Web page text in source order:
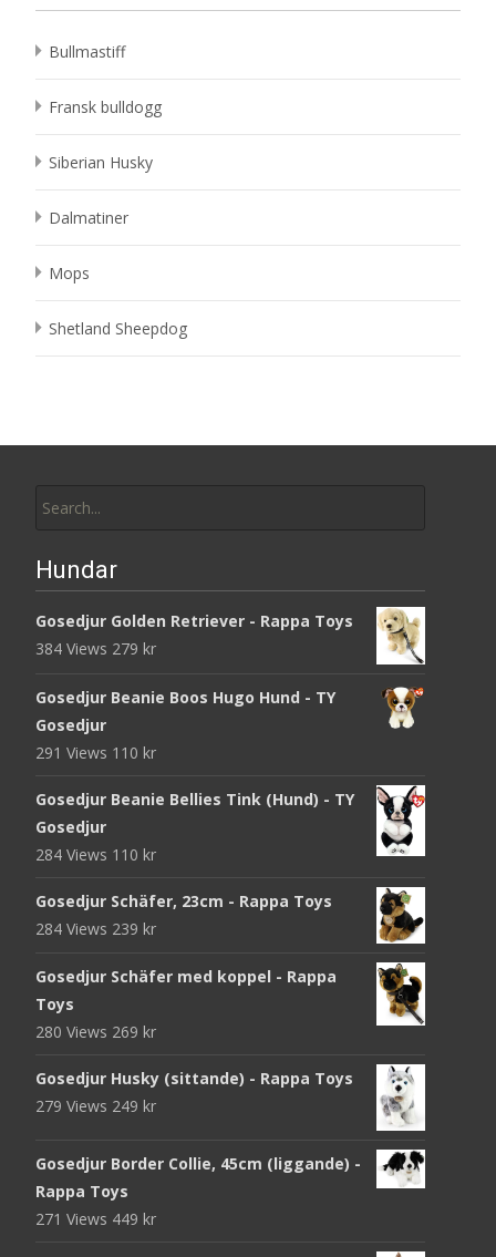
Bullmastiff
Fransk bulldogg
Siberian Husky
Dalmatiner
Mops
Shetland Sheepdog
for:
Hundar
Gosedjur Golden Retriever - Rappa Toys
384 Views 279 kr
Gosedjur Beanie Boos Hugo Hund - TY
Gosedjur
291 Views 110 kr
Gosedjur Beanie Bellies Tink (Hund) - TY
Gosedjur
284 Views 110 kr
Gosedjur Schäfer, 23cm - Rappa Toys
284 Views 239 kr
Gosedjur Schäfer med koppel - Rappa
Toys
280 Views 269 kr
Gosedjur Husky (sittande) - Rappa Toys
279 Views 249 kr
Gosedjur Border Collie, 45cm (liggande) -
Rappa Toys
271 Views 449 kr